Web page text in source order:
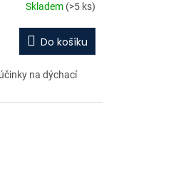
Skladem (>5 ks)
Do košíku
na dýchací